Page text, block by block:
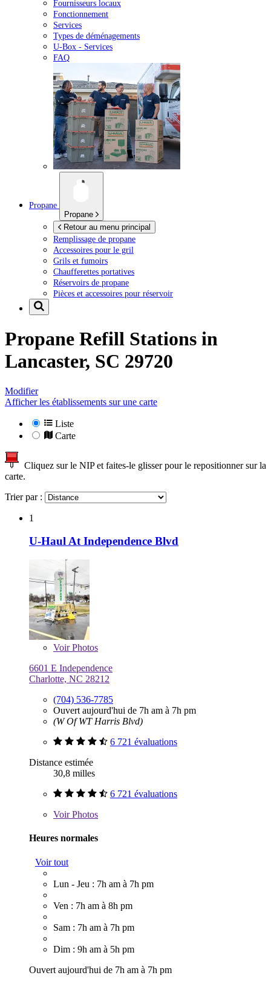
Fournisseurs locaux
Fonctionnement
Services
Types de déménagements
U-Box - Services
FAQ
Propane
Propane
Retour au menu principal
Remplissage de propane
Accessoires pour le gril
Grils et fumoirs
Chaufferettes portatives
Réservoirs de propane
Pièces et accessoires pour réservoir
Propane Refill Stations in
Lancaster, SC 29720
Modifier
Afficher les établissements sur une carte
Liste
Carte
Cliquez sur le NIP et faites-le glisser pour le repositionner sur la
carte.
Trier par :
1
U-Haul At Independence Blvd
VoirPhotos
6601 E Independence
Charlotte, NC 28212
(704) 536-7785
Ouvert aujourd'hui de 7h am à 7h pm
(W Of WT Harris Blvd)
6 721 évaluations
Distance estimée
30,8 milles
6 721 évaluations
VoirPhotos
Heures normales
Voir tout
Lun - Jeu : 7h am à 7h pm
Ven : 7h am à 8h pm
Sam : 7h am à 7h pm
Dim : 9h am à 5h pm
Ouvert aujourd'hui de 7h am à 7h pm